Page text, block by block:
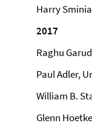
Harry
2017
Raghu
Paul Adler,
William B.
Glenn